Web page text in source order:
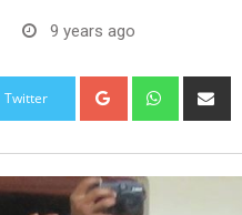
9 years ago
Twitter Google+ Whatsapp